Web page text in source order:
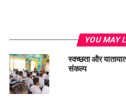
YOU MAY
स्वच्छता और यातायात
संकल्प